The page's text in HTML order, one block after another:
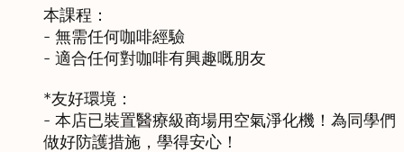
本課程：
- 無需任何咖啡經驗
- 適合任何對咖啡有興趣嘅朋友
*友好環境：
- 本店已裝置醫療級商場用空氣淨化機！為同學們
做好防護措施，學得安心！